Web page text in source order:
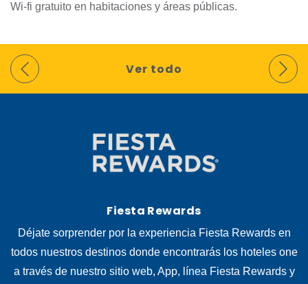
Wi-fi gratuito en habitaciones y áreas públicas.
Ver todo
Fiesta Rewards
Déjate sorprender por la experiencia Fiesta Rewards en
todos nuestros destinos donde encontrarás los hoteles one
a través de nuestro sitio web, App, línea Fiesta Rewards y